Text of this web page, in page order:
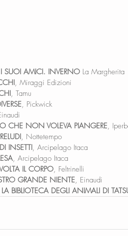
I SUOI AMICI. INVERNO La Margherita
, Miraggi Edizioni
, Tamu
, Pickwick
CHE NON VOLEVA PIANGERE,
, Nottetempo
INSETTI, Arcipelago Itaca
, Arcipelago Itaca
IL CORPO, Feltrinelli
GRANDE NIENTE, Einaudi
LA BIBLIOTECA DEGLI ANIMALI DI